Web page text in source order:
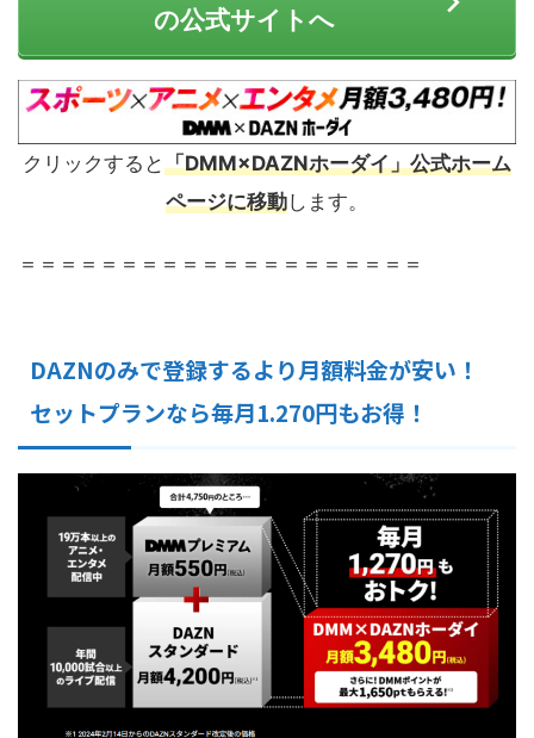
の公式サイトへ
クリックすると「DMM×DAZNホーダイ」公式ホーム
ページに移動します。
＝＝＝＝＝＝＝＝＝＝＝＝＝＝＝＝＝＝＝＝
DAZNのみで登録するより月額料金が安い！
セットプランなら毎月1.270円もお得！